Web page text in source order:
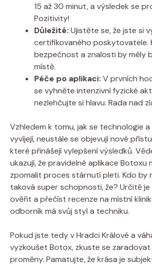
15 až 30 minut, a výsledek se
Pozitivity!
Důležité: Ujistěte se, že jste si
certifikovaného poskytovatele.
bezpečnost a znalosti by měly
místě.
Péče po aplikaci: V prvních
se vyhněte intenzivní fyzické
nezlehčujte si hlavu. Rada nad
Vzhledem k tomu, jak se technologie
vyvíjejí, neustále se objevují nové
které přinášejí vylepšení výsledků.
ukazují, že pravidelné aplikace Botoxu
zpomalit proces stárnutí pleti. Kdo by
taková super schopnosti, že? Určitě
ověřit a přečíst recenze na místní
odborník má svůj styl a techniku.
Pokud jste tedy v Hradci Králové a
vyzkoušet Botox, zkuste se
proměny. Pamatujte, že krása je